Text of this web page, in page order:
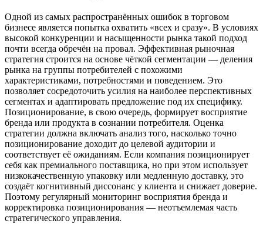
Одной из самых распространённых ошибок в торговом
бизнесе является попытка охватить «всех и сразу». В условиях
высокой конкуренции и насыщенности рынка такой подход
почти всегда обречён на провал. Эффективная рыночная
стратегия строится на основе чёткой сегментации — деления
рынка на группы потребителей с похожими
характеристиками, потребностями и поведением. Это
позволяет сосредоточить усилия на наиболее перспективных
сегментах и адаптировать предложение под их специфику.
Позиционирование, в свою очередь, формирует восприятие
бренда или продукта в сознании потребителя. Оценка
стратегии должна включать анализ того, насколько точно
позиционирование доходит до целевой аудитории и
соответствует её ожиданиям. Если компания позиционирует
себя как премиального поставщика, но при этом использует
низкокачественную упаковку или медленную доставку, это
создаёт когнитивный диссонанс у клиента и снижает доверие.
Поэтому регулярный мониторинг восприятия бренда и
корректировка позиционирования — неотъемлемая часть
стратегического управления.